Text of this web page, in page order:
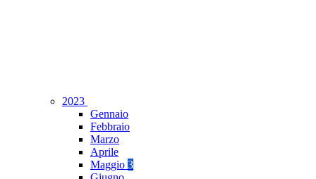
2023
Gennaio
Febbraio
Marzo
Aprile
Maggio 3